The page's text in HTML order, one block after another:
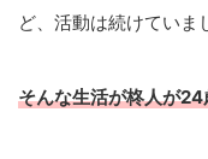
ど、活動は続けていま
そんな生活が柊人が